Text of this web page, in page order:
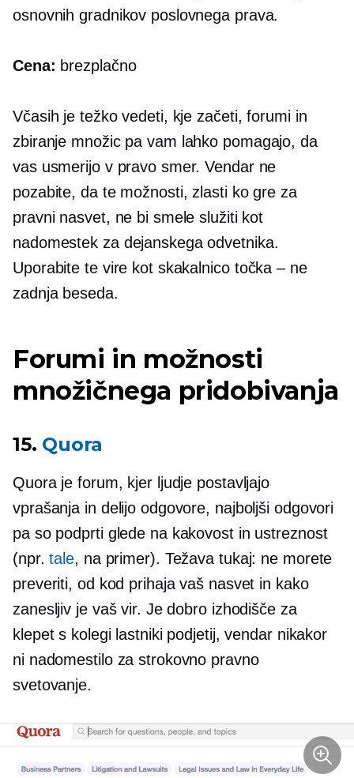
osnovnih gradnikov poslovnega prava.
Cena: brezplačno
Včasih je težko vedeti, kje začeti, forumi in
zbiranje množic pa vam lahko pomagajo, da
vas usmerijo v pravo smer. Vendar ne
pozabite, da te možnosti, zlasti ko gre za
pravni nasvet, ne bi smele služiti kot
nadomestek za dejanskega odvetnika.
Uporabite te vire kot skakalnico točka – ne
zadnja beseda.
Forumi in možnosti
množičnega pridobivanja
15. Quora
Quora je forum, kjer ljudje postavljajo
vprašanja in delijo odgovore, najboljši odgovori
pa so podprti glede na kakovost in ustreznost
(npr.tale, na primer). Težava tukaj: ne morete
preveriti, od kod prihaja vaš nasvet in kako
zanesljiv je vaš vir. Je dobro izhodišče za
klepet s kolegi lastniki podjetij, vendar nikakor
ni nadomestilo za strokovno pravno
svetovanje.